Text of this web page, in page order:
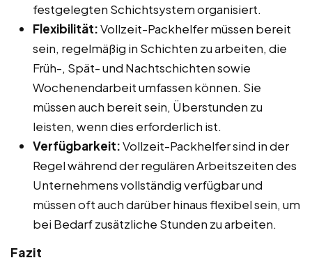
festgelegten Schichtsystem organisiert.
Flexibilität:Vollzeit-Packhelfer müssen bereit
sein, regelmäßig in Schichten zu arbeiten, die
Früh-, Spät- und Nachtschichten sowie
Wochenendarbeit umfassen können. Sie
müssen auch bereit sein, Überstunden zu
leisten, wenn dies erforderlich ist.
Verfügbarkeit:Vollzeit-Packhelfer sind in der
Regel während der regulären Arbeitszeiten des
Unternehmens vollständig verfügbar und
müssen oft auch darüber hinaus flexibel sein, um
bei Bedarf zusätzliche Stunden zu arbeiten.
Fazit